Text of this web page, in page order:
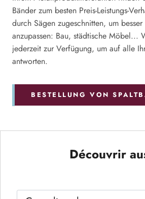
Bänder zum besten Preis-Leistungs-
durch Sägen zugeschnitten, um
anzupassen: Bau, städtische Möbel...
jederzeit zur Verfügung, um auf alle
antworten.
BESTELLUNG VON
Découvrir